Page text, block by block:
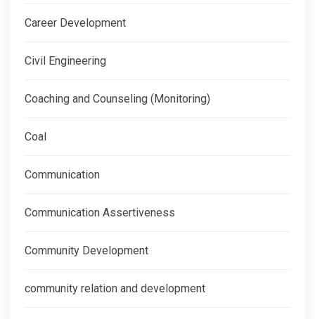
Career Development
Civil Engineering
Coaching and Counseling (Monitoring)
Coal
Communication
Communication Assertiveness
Community Development
community relation and development